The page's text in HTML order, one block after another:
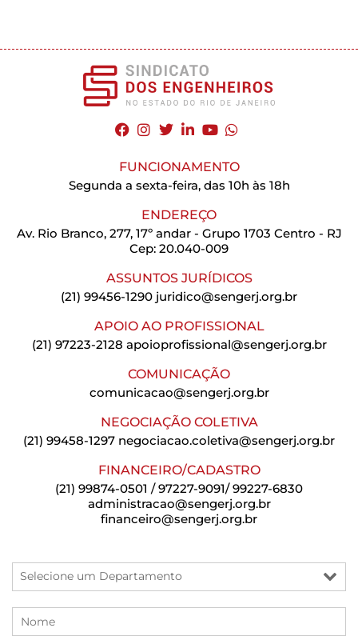
FUNCIONAMENTO
Segunda a sexta-feira, das 10h às 18h
ENDEREÇO
Av. Rio Branco, 277, 17º andar - Grupo 1703 Centro - RJ
Cep: 20.040-009
ASSUNTOS JURÍDICOS
(21) 99456-1290 juridico@sengerj.org.br
APOIO AO PROFISSIONAL
(21) 97223-2128 apoioprofissional@sengerj.org.br
COMUNICAÇÃO
comunicacao@sengerj.org.br
NEGOCIAÇÃO COLETIVA
(21) 99458-1297 negociacao.coletiva@sengerj.org.br
FINANCEIRO/CADASTRO
(21) 99874-0501 / 97227-9091/ 99227-6830
administracao@sengerj.org.br
financeiro@sengerj.org.br